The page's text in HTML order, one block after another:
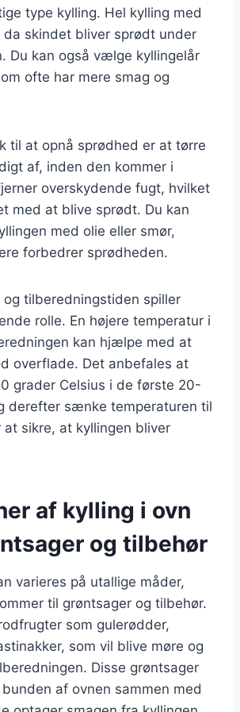
type kylling. Hel kylling med
da skindet bliver sprødt under
Du kan også vælge kyllingelår
ofte har mere smag og
til at opnå sprødhed er at tørre
af, inden den kommer i
overskydende fugt, hvilket
med at blive sprødt. Du kan
med olie eller smør,
forbedrer sprødheden.
og tilberedningstiden spiller
rolle. En højere temperatur i
kan hjælpe med at
overflade. Det anbefales at
grader Celsius i de første 20-
derefter sænke temperaturen til
at sikre, at kyllingen bliver
af kylling i ovn
og tilbehør
varieres på utallige måder,
til grøntsager og tilbehør.
som gulerødder,
som vil blive møre og
Disse grøntsager
af ovnen sammen med